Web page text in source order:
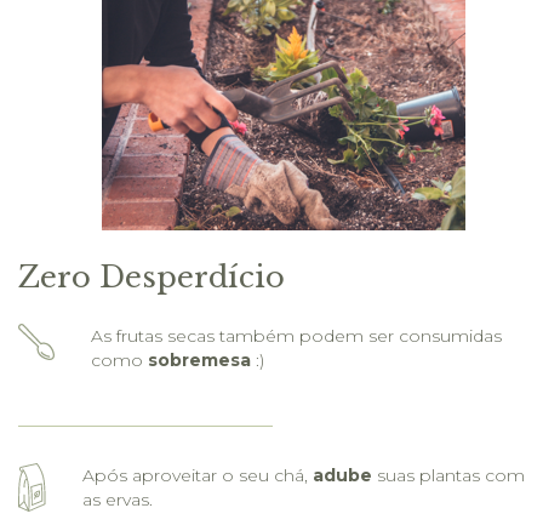
Zero Desperdício
As frutas secas também podem ser consumidas
como sobremesa :)
Após aproveitar o seu chá, adube suas plantas com
as ervas.